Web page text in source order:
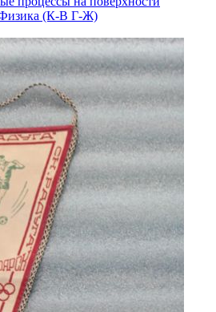
Физика (К-В Г-Ж)